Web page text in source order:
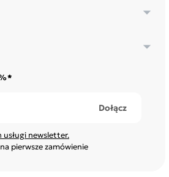


newsletter.
pierwsze zamówienie